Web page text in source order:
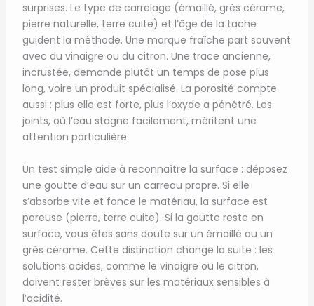
surprises. Le type de carrelage (émaillé, grès cérame,
pierre naturelle, terre cuite) et l’âge de la tache
guident la méthode. Une marque fraîche part souvent
avec du vinaigre ou du citron. Une trace ancienne,
incrustée, demande plutôt un temps de pose plus
long, voire un produit spécialisé. La porosité compte
aussi : plus elle est forte, plus l’oxyde a pénétré. Les
joints, où l’eau stagne facilement, méritent une
attention particulière.
Un test simple aide à reconnaître la surface : déposez
une goutte d’eau sur un carreau propre. Si elle
s’absorbe vite et fonce le matériau, la surface est
poreuse (pierre, terre cuite). Si la goutte reste en
surface, vous êtes sans doute sur un émaillé ou un
grès cérame. Cette distinction change la suite : les
solutions acides, comme le vinaigre ou le citron,
doivent rester brèves sur les matériaux sensibles à
l’acidité.